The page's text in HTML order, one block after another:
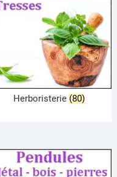
Herboristerie (80)